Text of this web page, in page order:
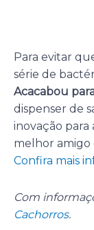
Para evitar
série de
Acacabou
dispenser de
inovação para
melhor amigo
Confira mais
Com
Cachorros.